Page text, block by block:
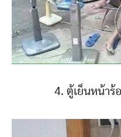
4. ตู้เย็นหน้า